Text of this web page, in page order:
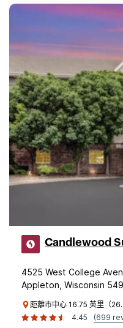
Candlewood
4525 West College
Appleton, Wisconsin
距離市中心 16.75 英里（
4.45
(699